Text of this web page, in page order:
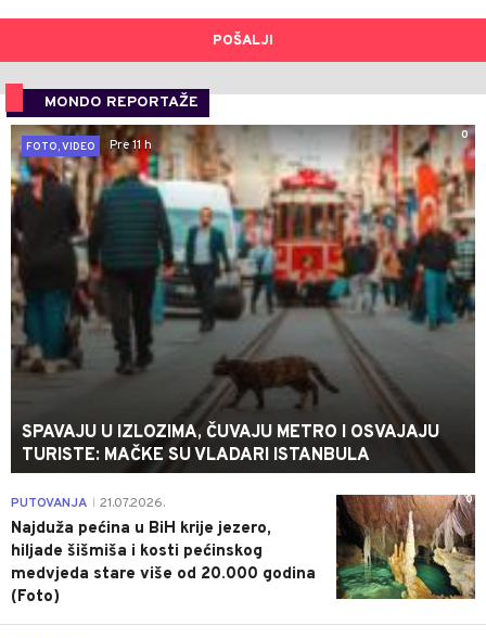
POŠALJI
MONDO REPORTAŽE
0
FOTO, VIDEO
Pre 11 h
SPAVAJU U IZLOZIMA, ČUVAJU METRO I OSVAJAJU
TURISTE: MAČKE SU VLADARI ISTANBULA
0
PUTOVANJA 21.07.2026.
Najduža pećina u BiH krije jezero,
hiljade šišmiša i kosti pećinskog
medvjeda stare više od 20.000 godina
(Foto)